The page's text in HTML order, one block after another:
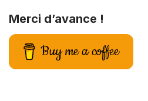
Merci d’avance !
Buy me a coffee